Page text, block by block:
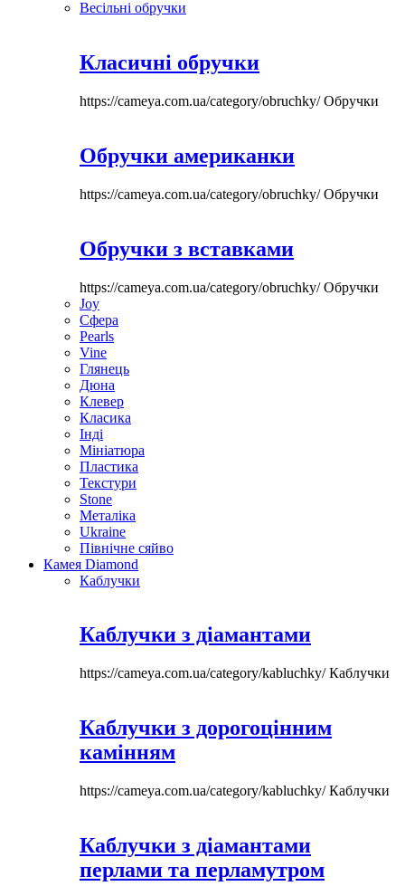
Весільні обручки
Класичні обручки
https://cameya.com.ua/category/obruchky/Обручки
Обручки американки
https://cameya.com.ua/category/obruchky/Обручки
Обручки з вставками
https://cameya.com.ua/category/obruchky/Обручки
Joy
Сфера
Pearls
Vine
Глянець
Дюна
Клевер
Класика
Інді
Мініатюра
Пластика
Текстури
Stone
Металіка
Ukraine
Північне сяйво
Камея Diamond
Каблучки
Каблучки з діамантами
https://cameya.com.ua/category/kabluchky/Каблучки
Каблучки з дорогоцінним
камінням
https://cameya.com.ua/category/kabluchky/Каблучки
Каблучки з діамантами
перлами та перламутром